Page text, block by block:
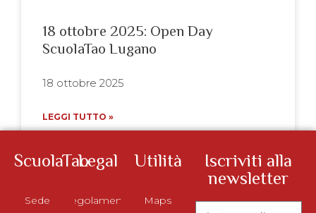
18 ottobre 2025: Open Day
ScuolaTao Lugano
18 ottobre 2025
LEGGI TUTTO »
ScuolaTao
Sede
Legal
Regolamento
Utilità
Maps
Iscriviti alla
newsletter